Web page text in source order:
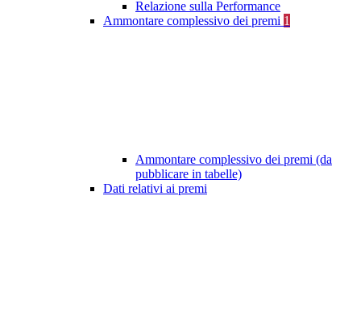
Relazione sulla Performance
Ammontare complessivo dei premi 1
Ammontare complessivo dei premi (da
pubblicare in tabelle)
Dati relativi ai premi